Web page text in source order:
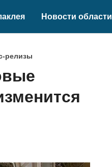
Новости области
релизы